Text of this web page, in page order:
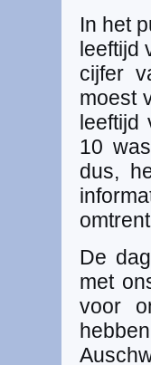
In het
leeftijd
cijfer
moest
leeftijd
10
dus,
De
met
voor